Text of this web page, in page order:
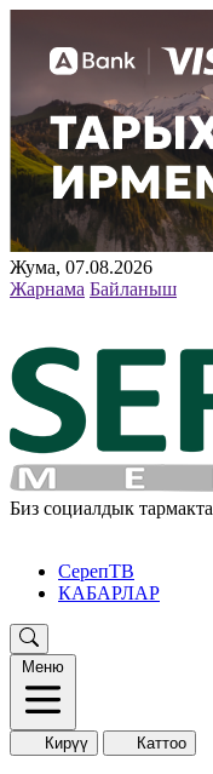
Жума, 07.08.2026
Жарнама Байланыш
Биз социалдык тармакта
СерепТВ
КАБАРЛАР
Меню
Кирүү Каттоо